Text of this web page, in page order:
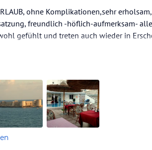
ohne Komplikationen,sehr
freundlich -höflich-aufmerksam-
gefühlt und treten auch wieder in